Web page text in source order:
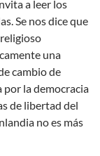
a leer los
Se nos dice que
una
cambio de
por la democracia
de libertad del
no es más